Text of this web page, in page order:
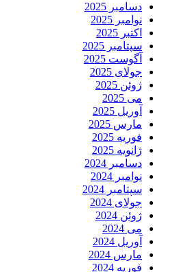
دسامبر 2025
نوامبر 2025
اکتبر 2025
سپتامبر 2025
آگوست 2025
جولای 2025
ژوئن 2025
می 2025
آوریل 2025
مارس 2025
فوریه 2025
ژانویه 2025
دسامبر 2024
نوامبر 2024
سپتامبر 2024
جولای 2024
ژوئن 2024
می 2024
آوریل 2024
مارس 2024
فوریه 2024